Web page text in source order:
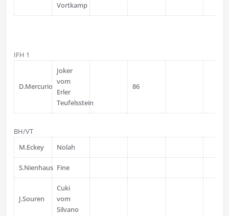
Vortkamp
IFH 1
D.Mercurio
Joker
vom
Erler
Teufelsstein
86
BH/VT
M.Eckey
Nolah
S.Nienhaus Fine
J.Souren
Cuki
vom
Silvano